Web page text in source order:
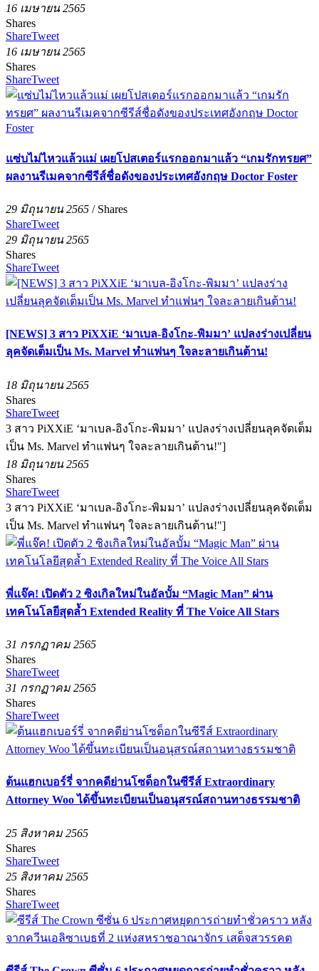
16 เมษายน 2565
Shares
ShareTweet
16 เมษายน 2565
Shares
ShareTweet
แซ่บไม่ไหวแล้วแม่ เผยโปสเตอร์แรกออกมาแล้ว “เกมรักทรยศ”
ผลงานรีเมคจากซีรีส์ชื่อดังของประเทศอังกฤษ Doctor Foster
29 มิถุนายน 2565 / Shares
ShareTweet
29 มิถุนายน 2565
Shares
ShareTweet
[NEWS] 3 สาว PiXXiE ‘มาเบล-อิงโกะ-พิมมา’ แปลงร่างเปลี่ยน
ลุคจัดเต็มเป็น Ms. Marvel ทำแฟนๆ ใจละลายเกินต้าน!
18 มิถุนายน 2565
Shares
ShareTweet
3 สาว PiXXiE ‘มาเบล-อิงโกะ-พิมมา’ แปลงร่างเปลี่ยนลุคจัดเต็ม
เป็น Ms. Marvel ทำแฟนๆ ใจละลายเกินต้าน!"]
18 มิถุนายน 2565
Shares
ShareTweet
3 สาว PiXXiE ‘มาเบล-อิงโกะ-พิมมา’ แปลงร่างเปลี่ยนลุคจัดเต็ม
เป็น Ms. Marvel ทำแฟนๆ ใจละลายเกินต้าน!"]
พี่แจ๊ค! เปิดตัว 2 ซิงเกิลใหม่ในอัลบั้ม “Magic Man” ผ่าน
เทคโนโลยีสุดล้ำ Extended Reality ที่ The Voice All Stars
31 กรกฏาคม 2565
Shares
ShareTweet
31 กรกฏาคม 2565
Shares
ShareTweet
ต้นแฮกเบอร์รี่ จากคดีย่านโซด็อกในซีรีส์ Extraordinary
Attorney Woo ได้ขึ้นทะเบียนเป็นอนุสรณ์สถานทางธรรมชาติ
25 สิงหาคม 2565
Shares
ShareTweet
25 สิงหาคม 2565
Shares
ShareTweet